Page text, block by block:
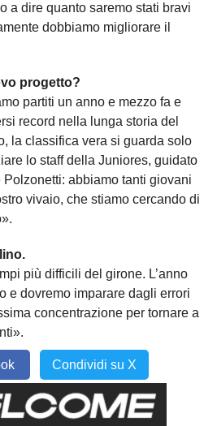
a dire quanto saremo stati bravi
dobbiamo migliorare il
progetto?
partiti un anno e mezzo fa e
record nella lunga storia del
la classifica vera si guarda solo
lo staff della Juniores, guidato
abbiamo tanti giovani
vivaio, che stiamo cercando di
più difficili del girone. L’anno
e dovremo imparare dagli errori
concentrazione per tornare a
Condividi su X